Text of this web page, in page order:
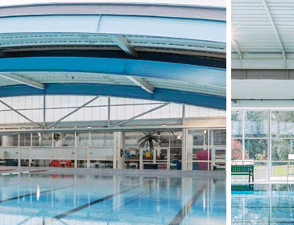
Exporter les lignes sélectionnées
Exporter toutes les colonnes
Exporter uniquement les colonnes affichées
Menu
<
Le club en bref
Nos entraîneurs
Nos partenaires
Revue de Presse / Actualités
Galerie de photos
Les Groupes